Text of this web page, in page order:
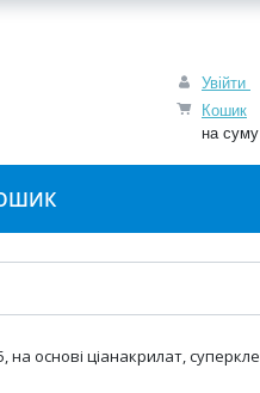
Увійти
Кошик
на суму
основі ціанакрилат,